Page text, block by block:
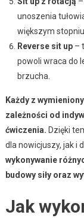
unoszenia
większym
Reverse sit up–
powoli wraca do
brzucha.
Każdy z
zależności od
ćwiczenia. Dzięki
dla nowicjuszy, jak i
wykonywanie
budowy siły oraz
Jak